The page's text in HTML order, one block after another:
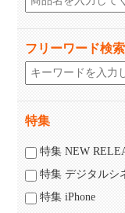
フリーワード検索
特集
特集 NEW
特集 デジタルシ
特集 iPhone